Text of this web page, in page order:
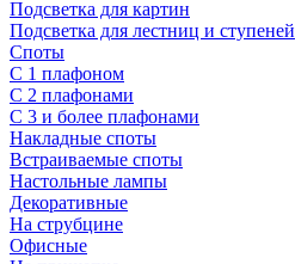
Подсветка для картин
Подсветка для лестниц и ступеней
Споты
С 1 плафоном
С 2 плафонами
С 3 и более плафонами
Накладные споты
Встраиваемые споты
Настольные лампы
Декоративные
На струбцине
Офисные